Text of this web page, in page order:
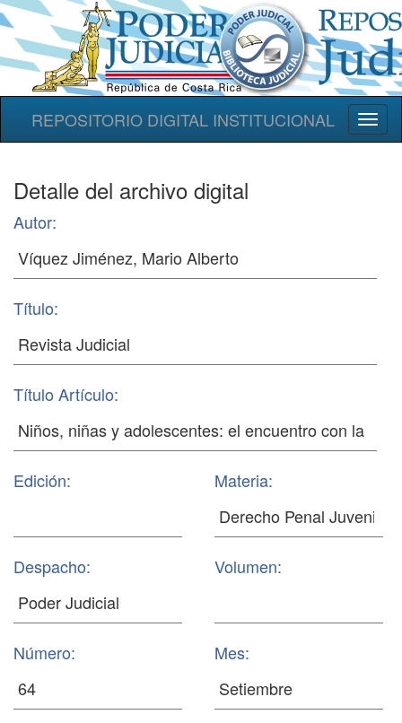
REPOSITORIO DIGITAL INSTITUCIONAL
Detalle del archivo digital
Autor:
Título:
Título Artículo:
Edición: Materia:
Despacho: Volumen:
Número: Mes: